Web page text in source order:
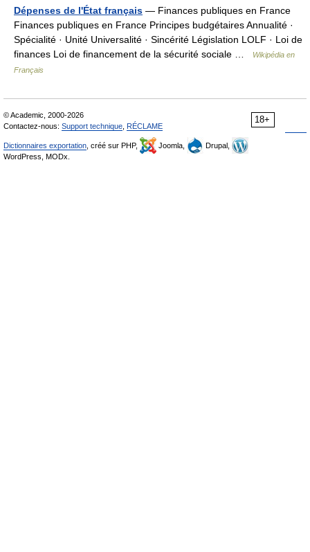
Dépenses de l'État français — Finances publiques en France
Finances publiques en France Principes budgétaires Annualité ·
Spécialité · Unité Universalité · Sincérité Législation LOLF · Loi de
finances Loi de financement de la sécurité sociale …
Wikipédia en
Français
18+
© Academic, 2000-2026
Contactez-nous: Support technique RÉCLAME
Dictionnaires exportation , créé sur PHP, Joomla,
Drupal,
WordPress, MODx.